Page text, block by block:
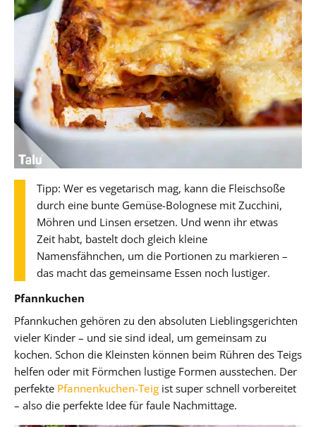
Tipp: Wer es vegetarisch mag, kann die Fleischsoße
durch eine bunte Gemüse-Bolognese mit Zucchini,
Möhren und Linsen ersetzen. Und wenn ihr etwas
Zeit habt, bastelt doch gleich kleine
Namensfähnchen, um die Portionen zu markieren –
das macht das gemeinsame Essen noch lustiger.
Pfannkuchen
Pfannkuchen gehören zu den absoluten Lieblingsgerichten
vieler Kinder – und sie sind ideal, um gemeinsam zu
kochen. Schon die Kleinsten können beim Rühren des Teigs
helfen oder mit Förmchen lustige Formen ausstechen. Der
perfekte Pfannenkuchen-Teig ist super schnell vorbereitet
– also die perfekte Idee für faule Nachmittage.